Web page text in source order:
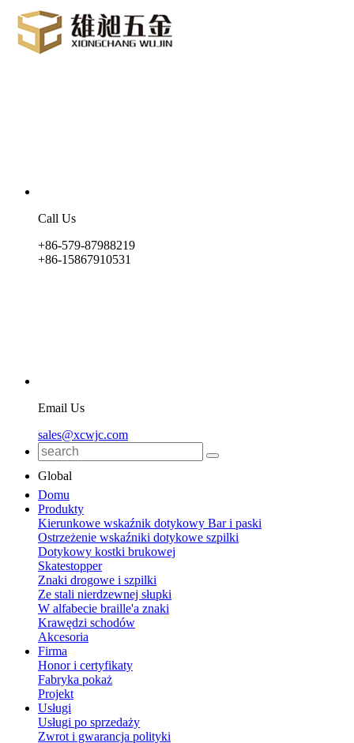
Call Us
+86-579-87988219
+86-15867910531
Email Us
sales@xcwjc.com
Global
Domu
Produkty
Kierunkowe wskaźnik dotykowy Bar i paski
Ostrzeżenie wskaźniki dotykowe szpilki
Dotykowy kostki brukowej
Skatestopper
Znaki drogowe i szpilki
Ze stali nierdzewnej słupki
W alfabecie braille'a znaki
Krawędzi schodów
Akcesoria
Firma
Honor i certyfikaty
Fabryka pokaż
Projekt
Usługi
Usługi po sprzedaży
Zwrot i gwarancja polityki